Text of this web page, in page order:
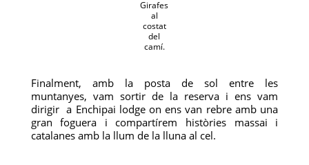
Girafes
al
costat
del
camí.
Finalment, amb la posta de sol entre les
muntanyes, vam sortir de la reserva i ens vam
dirigir a Enchipai lodge on ens van rebre amb una
gran foguera i compartírem històries massai i
catalanes amb la llum de la lluna al cel.